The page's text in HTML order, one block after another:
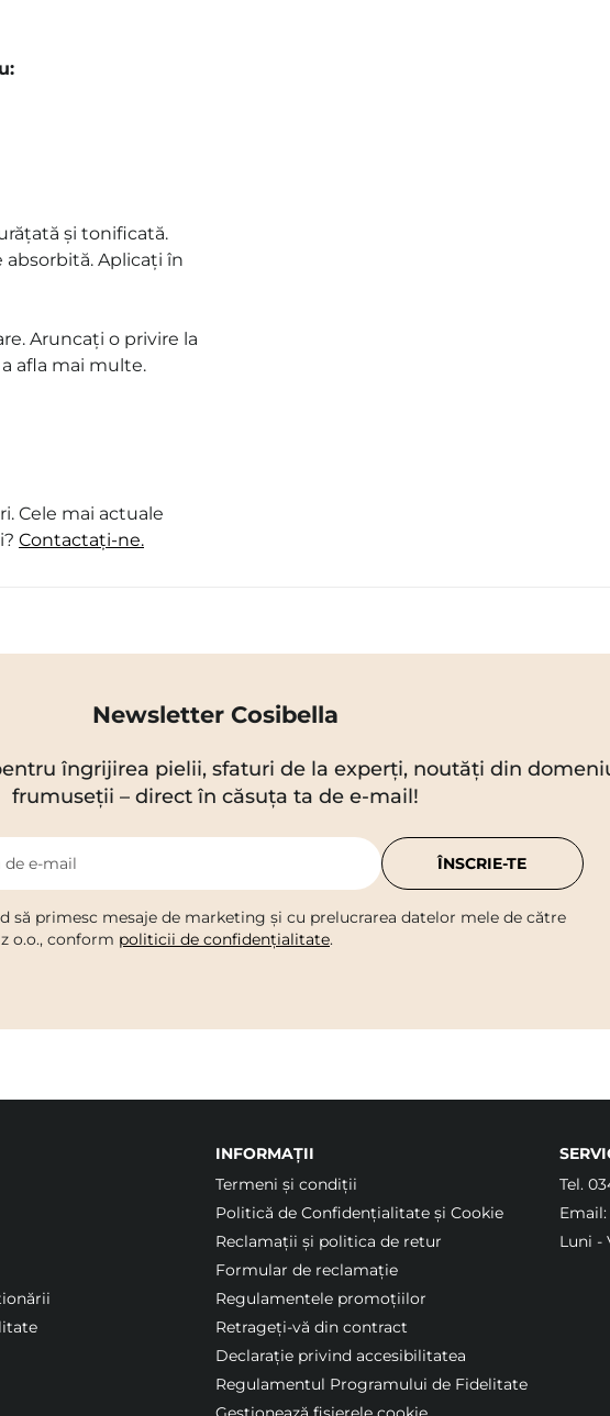
și tonificată.
Aplicați în
Aruncați o privire la
afla mai multe.
Cele mai actuale
Contactați-ne.
Newsletter Cosibella
îngrijirea pielii, sfaturi de la experți, noutăți din
frumuseții – direct în căsuța ta de e-mail!
de e-mail
să primesc mesaje de marketing și cu prelucrarea datelor mele de către
o.o., conform politicii de confidențialitate.
ÎNSCRIE-TE
INFORMAȚII
Termeni şi condiții
Politică de Confidențialitate și Cookie
Reclamații și politica de retur
Formular de reclamație
Regulamentele promoțiilor
Retrageți-vă din contract
Declarație privind accesibilitatea
Regulamentul Programului de Fidelitate
Tel.
Email:
Luni -